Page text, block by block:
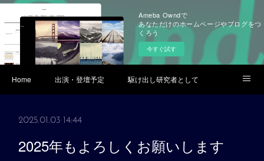
Ameba Owndで
あなただけのホームページやブログをつ
くろう
今すぐ試す
Home 出演・登壇予定 駆け出し研究者として
2025.01.03 14:44
2025年もよろしくお願いします